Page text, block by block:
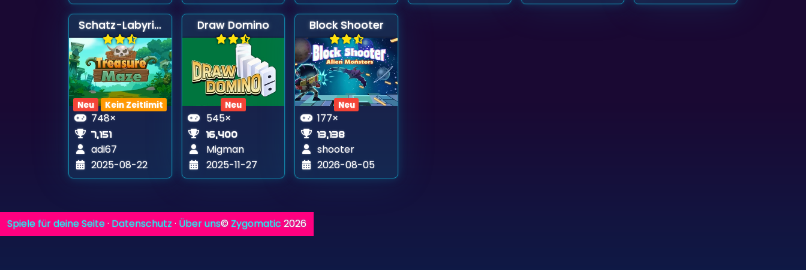
Schatz-Labyrinth
Neu Kein Zeitlimit
748×
7,151
adi67
2025-08-22
Draw Domino
Neu
545×
16,400
Migman
2025-11-27
Block Shooter
Neu
177×
13,138
shooter
2026-08-05
Spiele für deine Seite· Datenschutz· Über uns© Zygomatic 2026